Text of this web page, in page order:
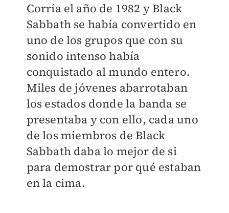
Corría el año de 1982 y Black
Sabbath se había convertido en
uno de los grupos que con su
sonido intenso había
conquistado al mundo entero.
Miles de jóvenes abarrotaban
los estados donde la banda se
presentaba y con ello, cada uno
de los miembros de Black
Sabbath daba lo mejor de si
para demostrar por qué estaban
en la cima.